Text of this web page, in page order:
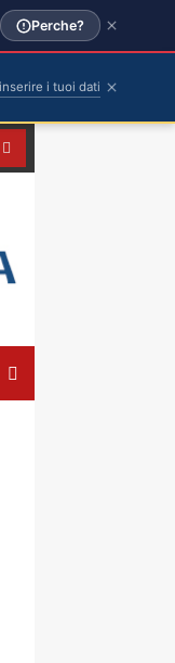
Yountube
Perche?
i tuoi dati